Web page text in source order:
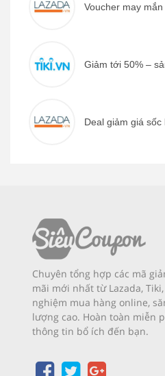
Voucher may mắn
Giảm tới 50% –
Deal giảm giá sốc
Chuyên tổng hợp các mã
mãi mới nhất từ Lazada,
nghiệm mua hàng online,
lượng cao. Hoàn toàn miễn
thông tin bổ ích đến bạn.